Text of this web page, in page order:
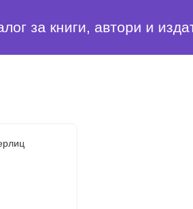
за книги, автори и